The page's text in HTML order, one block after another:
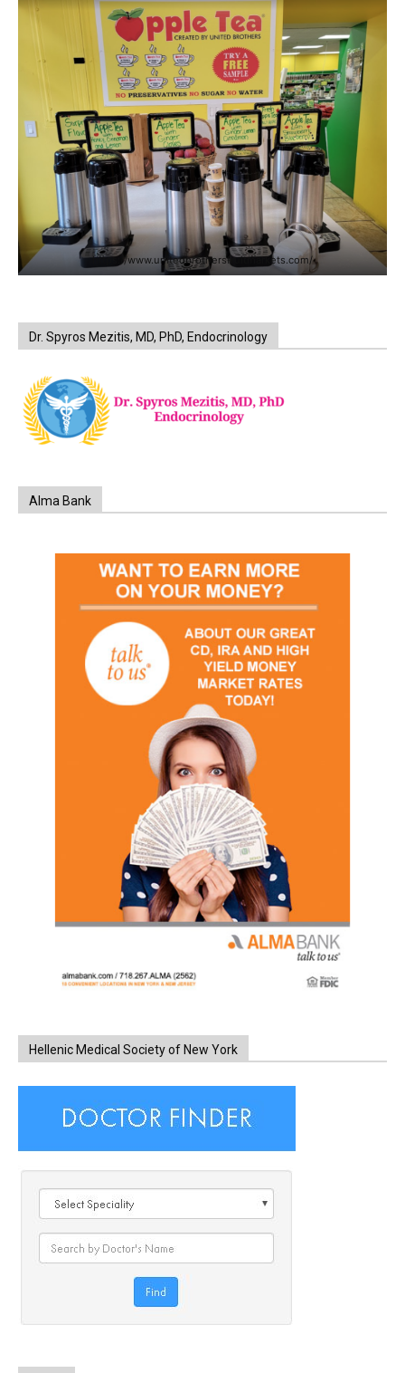
https://www.unitedbrothersfruitmarkets.com/
Dr. Spyros Mezitis, MD, PhD, Endocrinology
Alma Bank
Hellenic Medical Society of New York